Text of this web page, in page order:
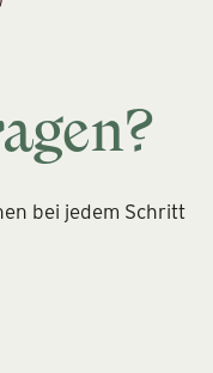
bei jedem Schritt